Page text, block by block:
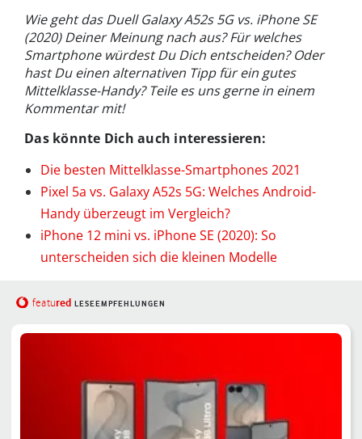
Wie geht das Duell Galaxy A52s 5G vs. iPhone SE
(2020) Deiner Meinung nach aus? Für welches
Smartphone würdest Du Dich entscheiden? Oder
hast Du einen alternativen Tipp für ein gutes
Mittelklasse-Handy? Teile es uns gerne in einem
Kommentar mit!
Das könnte Dich auch interessieren:
Die besten Mittelklasse-Smartphones 2021
Pixel 5a vs. Galaxy A52s 5G: Welches Android-
Handy überzeugt im Vergleich?
iPhone 12 mini vs. iPhone SE (2020): So
unterscheiden sich die kleinen Modelle
featured LESEEMPFEHLUNGEN